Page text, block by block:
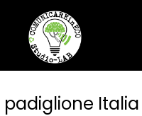
padiglione Italia